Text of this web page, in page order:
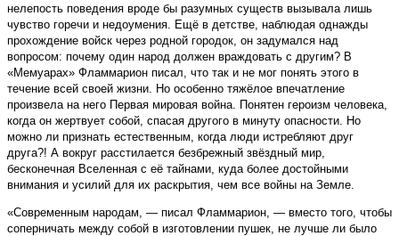
нелепость поведения вроде бы разумных существ вызывала лишь
чувство горечи и недоумения. Ещё в детстве, наблюдая однажды
прохождение войск через родной городок, он задумался над
вопросом: почему один народ должен враждовать с другим? В
«Мемуарах» Фламмарион писал, что так и не мог понять этого в
течение всей своей жизни. Но особенно тяжёлое впечатление
произвела на него Первая мировая война. Понятен героизм человека,
когда он жертвует собой, спасая другого в минуту опасности. Но
можно ли признать естественным, когда люди истребляют друг
друга?! А вокруг расстилается безбрежный звёздный мир,
бесконечная Вселенная с её тайнами, куда более достойными
внимания и усилий для их раскрытия, чем все войны на Земле.
«Современным народам, — писал Фламмарион, — вместо того, чтобы
соперничать между собой в изготовлении пушек, не лучше ли было